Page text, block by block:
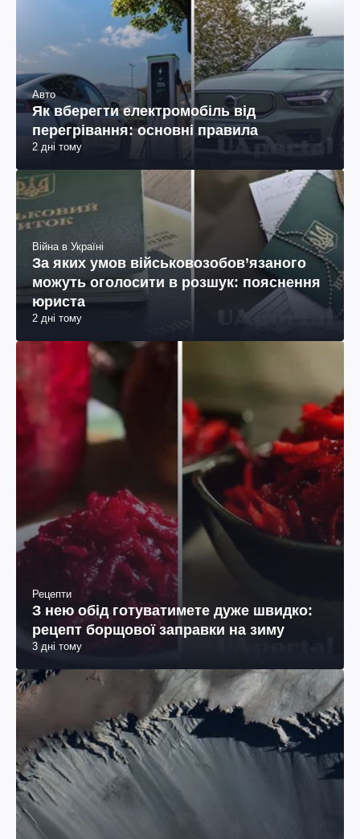
Авто
Як вберегти електромобіль від
перегрівання: основні правила
2 дні тому
Війна в Україні
За яких умов військовозобов’язаного
можуть оголосити в розшук: пояснення
юриста
2 дні тому
Рецепти
З нею обід готуватимете дуже швидко:
рецепт борщової заправки на зиму
3 дні тому